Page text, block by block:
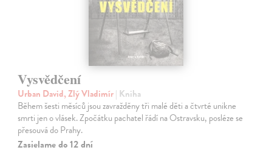
Vysvědčení
Urban David, Zlý Vladimír| Kniha
Během šesti měsíců jsou zavražděny tři malé děti a čtvrté unikne
smrti jen o vlásek. Zpočátku pachatel řádí na Ostravsku, posléze se
přesouvá do Prahy.
Zasielame do 12 dní